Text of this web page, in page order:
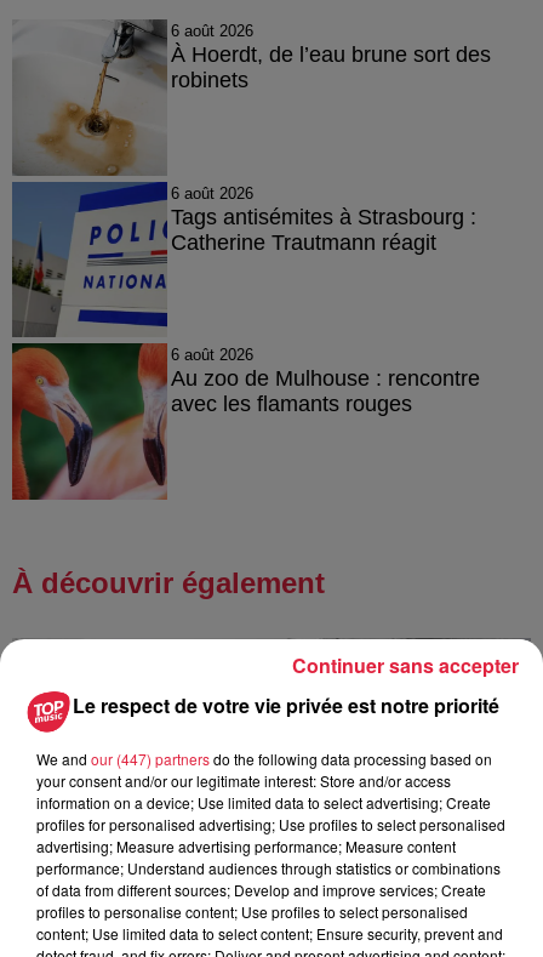
6 août 2026
À Hoerdt, de l’eau brune sort des
robinets
6 août 2026
Tags antisémites à Strasbourg :
Catherine Trautmann réagit
6 août 2026
Au zoo de Mulhouse : rencontre
avec les flamants rouges
À découvrir également
Le respect de votre vie privée est notre priorité
We and our (447) partnersdo the following data processing based on
your consent and/or our legitimate interest: Store and/or access
information on a device; Use limited data to select advertising; Create
profiles for personalised advertising; Use profiles to select personalised
advertising; Measure advertising performance; Measure content
performance; Understand audiences through statistics or combinations
of data from different sources; Develop and improve services; Create
profiles to personalise content; Use profiles to select personalised
content; Use limited data to select content; Ensure security, prevent and
Continuer sans accepter